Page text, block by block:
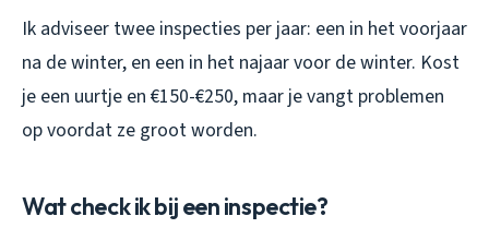
Ik adviseer twee inspecties per jaar: een in het voorjaar
na de winter, en een in het najaar voor de winter. Kost
je een uurtje en €150-€250, maar je vangt problemen
op voordat ze groot worden.
Wat check ik bij een inspectie?